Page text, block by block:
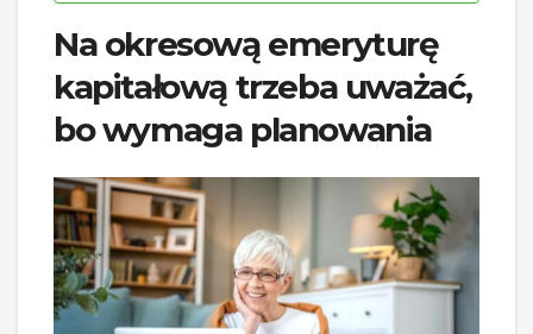
Na okresową emeryturę
kapitałową trzeba uważać,
bo wymaga planowania